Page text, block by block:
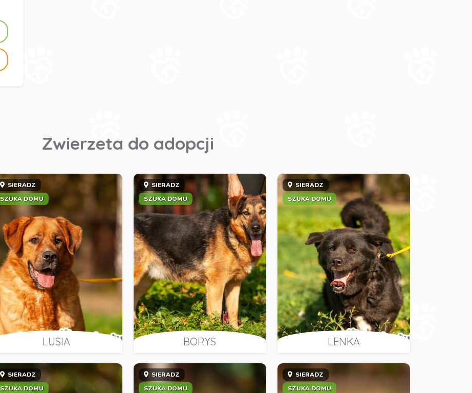
Zwierzeta do adopcji
SIERADZ
SZUKA DOMU
LUSIA
SIERADZ
SZUKA DOMU
BORYS
SIERADZ
SZUKA DOMU
LENKA
SIERADZ
SZUKA DOMU
SIERADZ
SZUKA DOMU
SIERADZ
SZUKA DOMU